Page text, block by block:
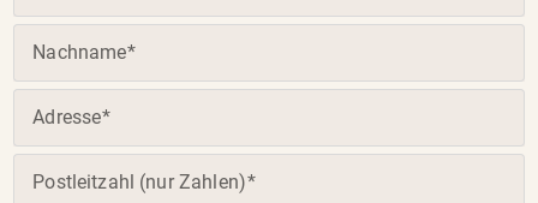
(Pflichtfeld)
Nachname
(Pflichtfeld)
Adresse
(Pflichtfeld)
Postleitzahl (nur Zahlen)